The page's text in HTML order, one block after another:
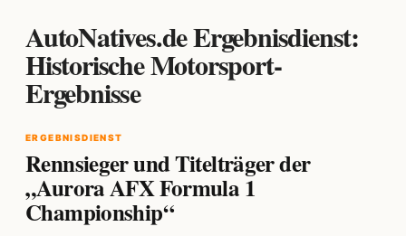
AutoNatives.de Ergebnisdienst:
Historische Motorsport-
Ergebnisse
ERGEBNISDIENST
Rennsieger und Titelträger der
„Aurora AFX Formula 1
Championship“